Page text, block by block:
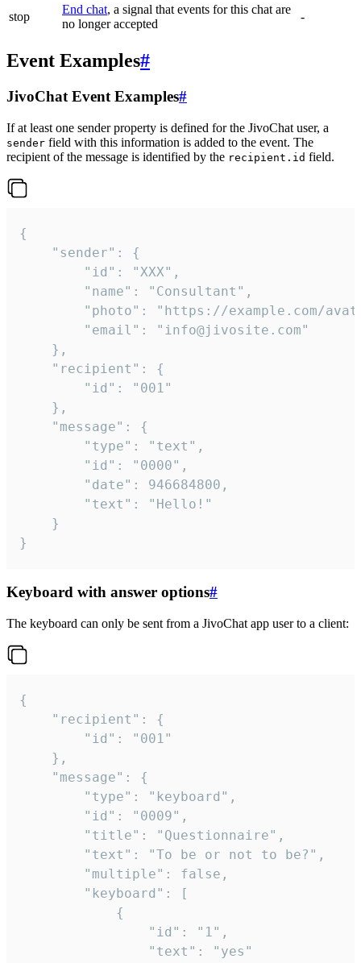
stop
End chat, a signal that events for this chat are
no longer accepted
-
Event Examples#
JivoChat Event Examples#
If at least one sender property is defined for the JivoChat user, a
sender field with this information is added to the event. The
recipient of the message is identified by the recipient.id field.
{
}
Keyboard with answer options#
The keyboard can only be sent from a JivoChat app user to a client:
{